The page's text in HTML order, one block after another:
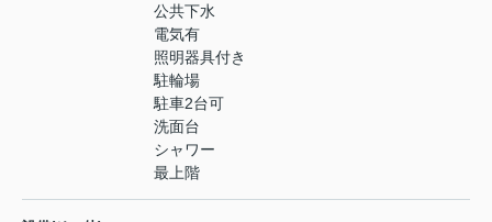
公共下水
電気有
照明器具付き
駐輪場
駐車2台可
洗面台
シャワー
最上階